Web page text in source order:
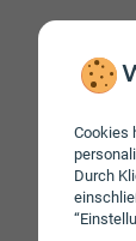
Cookies
Durch